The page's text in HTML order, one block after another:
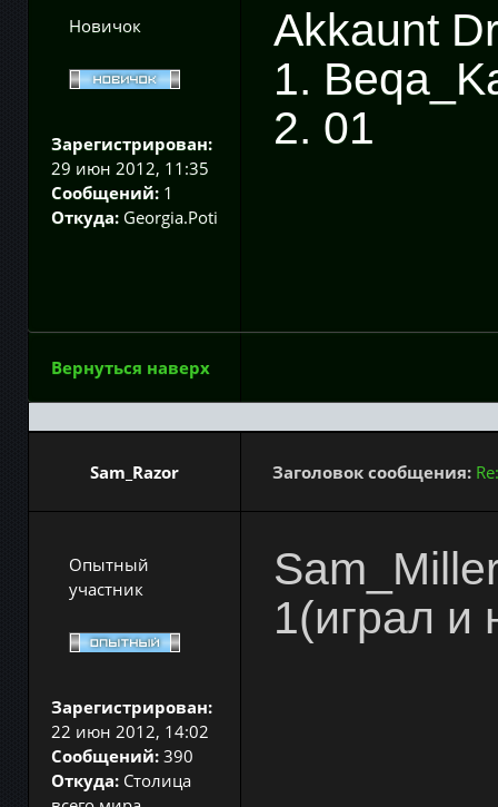
Новичок
Зарегистрирован:
29 июн 2012, 11:35
Сообщений: 1
Откуда: Georgia.Poti
Akkaunt
1.
2. 01
Вернуться наверх
Sam_Razor Заголовок сообщения:
Опытный
участник
Зарегистрирован:
22 июн 2012, 14:02
Сообщений: 390
Откуда: Столица
1(играл и